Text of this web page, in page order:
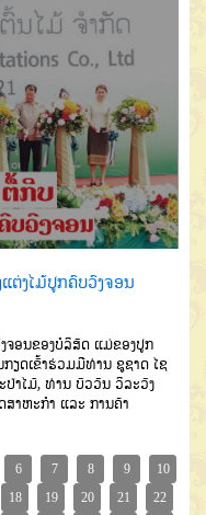
ແຕ່ງໄມ້ປູກຄົບວົງຈອນ
ຈອນຂອງບໍລິສັດ ແມ່ຂອງປູກ
ຽດເຂົ້າຮ່ວມມີທ່ານ ຊູຊາດ ໄຊ
າໄມ້, ທ່ານ ບົວວັນ ວິລະວົງ
າຫະກຳ ແລະ ການຄ້າ